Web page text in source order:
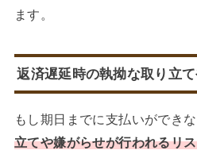
ます。
返済遅延時の執拗な取り立
もし期日までに支払いができ
立てや嫌がらせが行われるリ